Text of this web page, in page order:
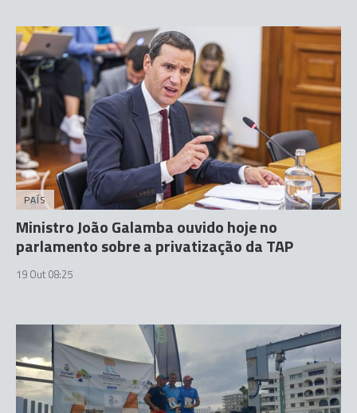
PAÍS
Ministro João Galamba ouvido hoje no
parlamento sobre a privatização da TAP
19 Out 08:25